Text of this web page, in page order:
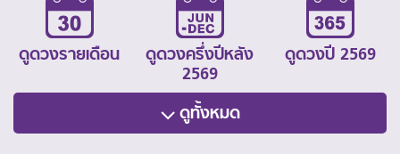
ดูดวงรายเดือน
ดูดวงครึ่งปีหลัง
2569
ดูดวงปี 2569
ดูทั้งหมด